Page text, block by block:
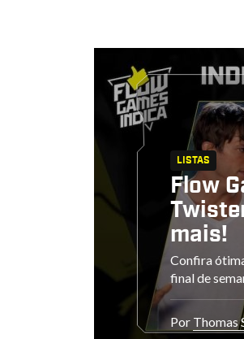
LISTAS
Flow
mais!
Confira
final de
Por Thomas